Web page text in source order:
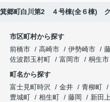
郷町白川第2 ４号棟(全６棟)
市区町村から探す
前橋市
高崎市 伊勢崎市
佐波郡玉村町
富岡市 桐生市
町名から探す
富士見町時沢
金井 青柳町
豊城町
相生町 藤岡
新田